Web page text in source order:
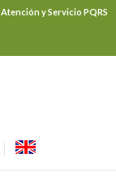
Atención y Servicio PQRS